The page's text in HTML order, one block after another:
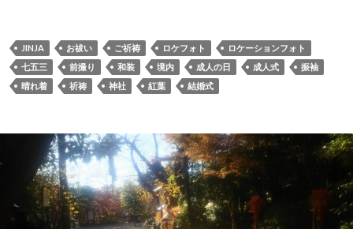
JINJA お祓い ご祈祷 ロケフォト
ロケーションフォト
七五三
前撮り 和装 境内 成人の日 成人式
振袖
晴れ着
祈祷 神社 紅葉 結婚式